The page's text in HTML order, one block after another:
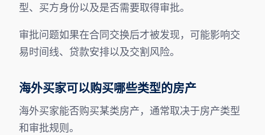
型、买方身份以及是否需要取得审批。
审批问题如果在合同交换后才被发现，可能影响交
易时间线、贷款安排以及交割风险。
海外买家可以购买哪些类型的房产
海外买家能否购买某类房产，通常取决于房产类型
和审批规则。